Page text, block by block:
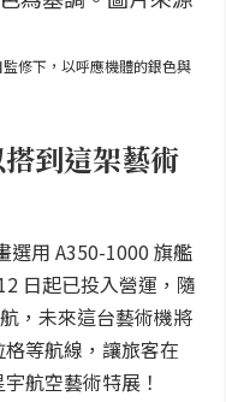
監修下，以呼應機體的銀色與
到這架藝術
選用 A350-1000 旗艦
日起已投入營運，隨
，未來這台藝術機將
等航線，讓旅客在
航空藝術特展！